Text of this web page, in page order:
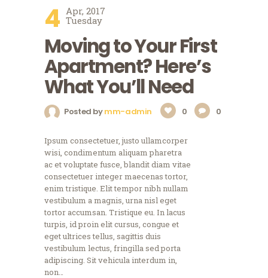
4 Apr, 2017
Tuesday
Moving to Your First
Apartment? Here’s
What You’ll Need
Posted bymm-admin 0 0
Ipsum consectetuer, justo ullamcorper
wisi, condimentum aliquam pharetra
ac et voluptate fusce, blandit diam vitae
consectetuer integer maecenas tortor,
enim tristique. Elit tempor nibh nullam
vestibulum a magnis, urna nisl eget
tortor accumsan. Tristique eu. In lacus
turpis, id proin elit cursus, congue et
eget ultrices tellus, sagittis duis
vestibulum lectus, fringilla sed porta
adipiscing. Sit vehicula interdum in,
non…